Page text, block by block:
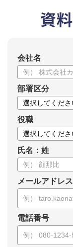
資
会社名
部署区分
役職
氏名：姓
メールアドレス
電話番号